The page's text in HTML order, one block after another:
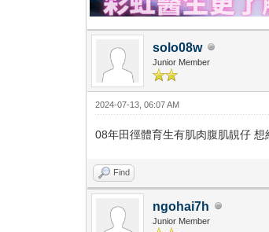
solo08w
Junior Member
2024-07-13, 06:07 AM
08年田徑體育生有肌肉腹肌靚仔
Find
ngohai7h
Junior Member